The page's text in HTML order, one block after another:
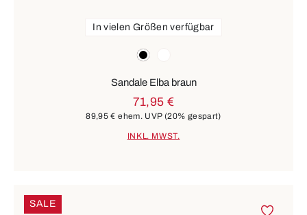
schwarz
In vielen Größen verfügbar
Sandale Elba braun
71,95 €
89,95 € ehem. UVP (20% gespart)
INKL. MWST.
SALE